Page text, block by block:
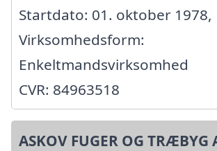
Startdato: 01. oktober 1978,
Virksomhedsform:
Enkeltmandsvirksomhed
CVR: 84963518
ASKOV FUGER OG TRÆBYG